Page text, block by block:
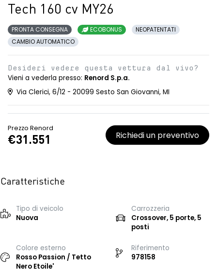
Tech 160 cv MY26
PRONTA CONSEGNA ECOBONUS
NEOPATENTATI
CAMBIO AUTOMATICO
Desideri vedere questa vettura dal vivo?
Vieni a vederla presso: Renord S.p.a.
Via Clerici, 6/12 - 20099 Sesto San Giovanni, MI
Prezzo Renord
€31.551 Richiedi un preventivo
Caratteristiche
Tipo di veicolo
Nuova
Carrozzeria
Crossover, 5 porte, 5
posti
Colore esterno
Rosso Passion / Tetto
Nero Etoile'
Riferimento
978158